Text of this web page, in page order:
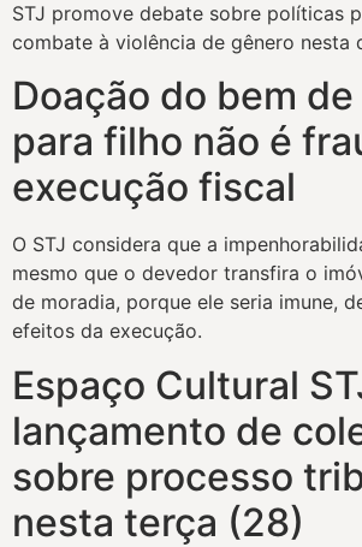
STJ promove debate sobre políticas
combate à violência de gênero nesta
Doação do bem
para filho não é
execução fiscal
O STJ considera que a
mesmo que o devedor transfira o
de moradia, porque ele seria imune,
efeitos da execução.
Espaço Cultural
lançamento de
sobre processo
nesta terça (28)